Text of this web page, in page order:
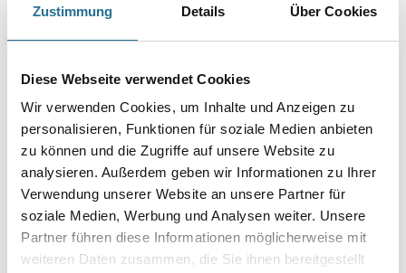
Zustimmung Details Über Cookies
Diese Webseite verwendet Cookies
Wir verwenden Cookies, um Inhalte und Anzeigen zu
personalisieren, Funktionen für soziale Medien anbieten
zu können und die Zugriffe auf unsere Website zu
analysieren. Außerdem geben wir Informationen zu Ihrer
Verwendung unserer Website an unsere Partner für
soziale Medien, Werbung und Analysen weiter. Unsere
Partner führen diese Informationen möglicherweise mit
weiteren Daten zusammen, die Sie ihnen bereitgestellt
ZUSATZINFOS
GEFAHRENHINWEISE
DATENBLÄTTER
SPEZIFIKATIONEN